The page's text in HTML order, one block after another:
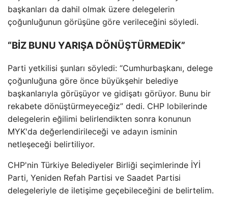
başkanları da dahil olmak üzere delegelerin
çoğunluğunun görüşüne göre verileceğini söyledi.
“BİZ BUNU YARIŞA DÖNÜŞTÜRMEDİK”
Parti yetkilisi şunları söyledi: “Cumhurbaşkanı, delege
çoğunluğuna göre önce büyükşehir belediye
başkanlarıyla görüşüyor ve gidişatı görüyor. Bunu bir
rekabete dönüştürmeyeceğiz” dedi. CHP lobilerinde
delegelerin eğilimi belirlendikten sonra konunun
MYK'da değerlendirileceği ve adayın isminin
netleşeceği belirtiliyor.
CHP'nin Türkiye Belediyeler Birliği seçimlerinde İYİ
Parti, Yeniden Refah Partisi ve Saadet Partisi
delegeleriyle de iletişime geçebileceğini de belirtelim.